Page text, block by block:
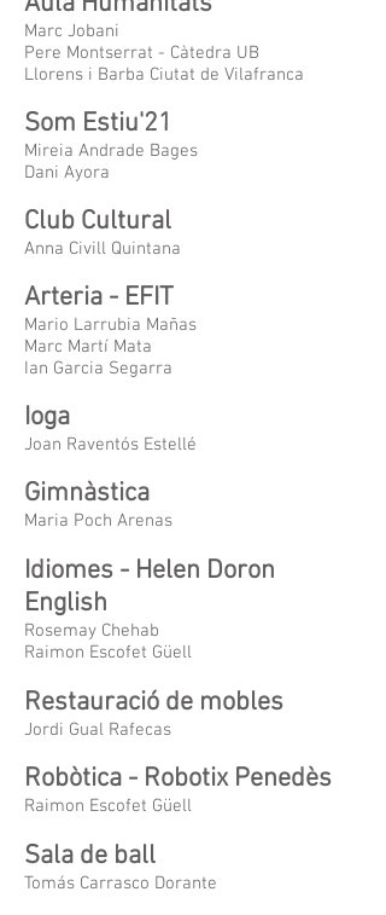
Marc Jobani
​Pere Montserrat - Càtedra UB
Llorens i Barba Ciutat de Vilafranca
Som Estiu'21
Mireia Andrade Bages
Dani Ayora
Club Cultural
Anna Civill Quintana
Arteria - EFIT
Mario Larrubia Mañas
Marc Martí Mata
Ian Garcia Segarra
Ioga
Joan Raventós Estellé
Gimnàstica
Maria Poch Arenas
Idiomes - Helen Doron
English
Rosemay Chehab
Raimon Escofet Güell
Restauració de mobles
Jordi Gual Rafecas
Robòtica - Robotix Penedès
Raimon Escofet Güell
Sala de ball
Tomás Carrasco Dorante